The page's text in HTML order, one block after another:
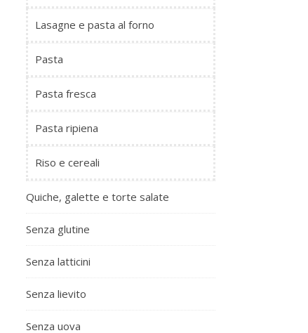
Lasagne e pasta al forno
Pasta
Pasta fresca
Pasta ripiena
Riso e cereali
Quiche, galette e torte salate
Senza glutine
Senza latticini
Senza lievito
Senza uova